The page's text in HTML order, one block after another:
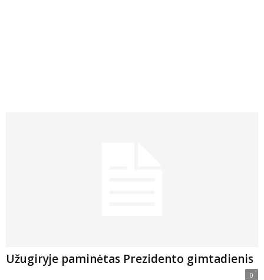
Užugiryje paminėtas Prezidento gimtadienis
0